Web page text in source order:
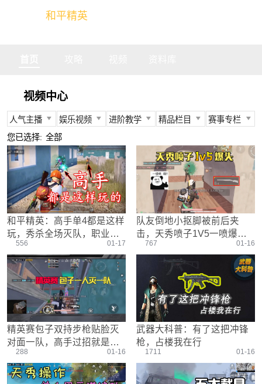
和平精英
视频中心
人气主播 娱乐视频 进阶教学 精品栏目 赛事专栏
所有
不求人
柔柔
难言
冬季
奇怪君
艺帝帝
晚玉
娱乐精英
情感电台
真人搞笑
带妹大作战
我的憨队友
身法教学
武器装备
资源分布
操作意识
刚枪技巧
野点发育
载具解析
游戏设置
压枪教学
落地选择
官方视频
燃烧吧大局观
盒子有话说
快来扶我
作死鸽
精英测评师
精英操作篇
主播搞笑篇
欢乐时刻
盒平老中医
防弹铁头团
PEC
PEL
TGA
PEGI
其他赛事
战队选手
赛事回放
精彩集锦
您已选择: 全部
和平精英：高手单4都是这样
玩，秀杀全场灭队，职业选
手都没这6
556 01-17
队友倒地小抠脚被前后夹
击，天秀喷子1V5一喷爆
头！
767 01-16
精英赛包子双持步枪贴脸灭
对面一队，高手过招就是这
么刺激！
288 01-16
武器大科普：有了这把冲锋
枪，占楼我在行
1711 01-16